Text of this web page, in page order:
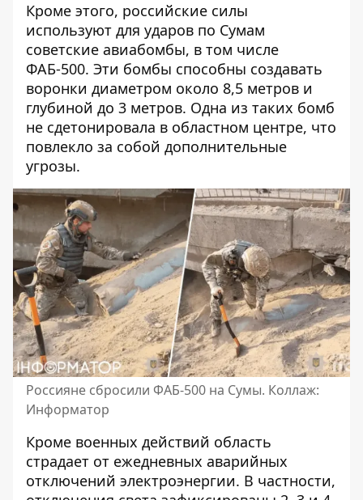
Кроме этого, российские силы
используют для ударов по Сумам
советские авиабомбы, в том числе
ФАБ-500. Эти бомбы способны создавать
воронки диаметром около 8,5 метров и
глубиной до 3 метров. Одна из таких бомб
не сдетонировала в областном центре, что
повлекло за собой дополнительные
угрозы.
Россияне сбросили ФАБ-500 на Сумы. Коллаж:
Информатор
Кроме военных действий область
страдает от ежедневных аварийных
отключений электроэнергии. В частности,